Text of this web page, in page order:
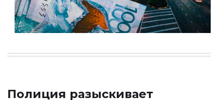
Полиция разыскивает